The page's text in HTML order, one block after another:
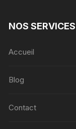
NOS SERVICES
Accueil
Blog
Contact